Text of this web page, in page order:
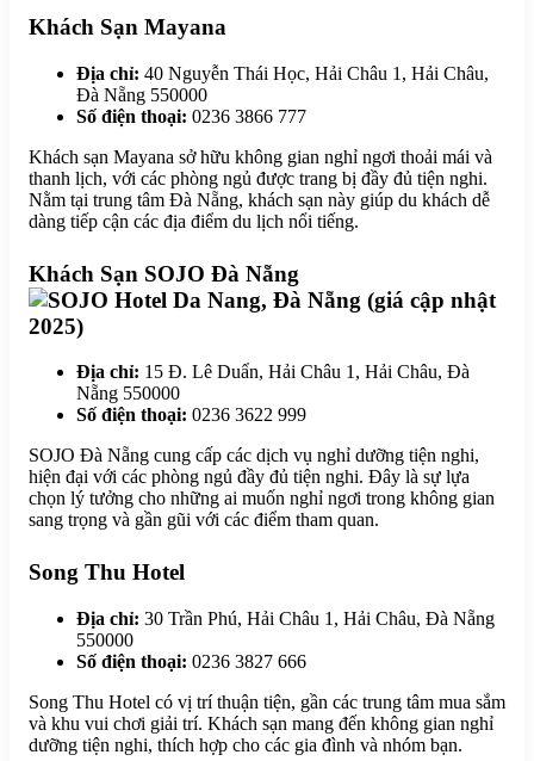
Khách Sạn Mayana
Địa chỉ: 40 Nguyễn Thái Học, Hải Châu 1, Hải Châu,
Đà Nẵng 550000
Số điện thoại: 0236 3866 777
Khách sạn Mayana sở hữu không gian nghỉ ngơi thoải mái và
thanh lịch, với các phòng ngủ được trang bị đầy đủ tiện nghi.
Nằm tại trung tâm Đà Nẵng, khách sạn này giúp du khách dễ
dàng tiếp cận các địa điểm du lịch nổi tiếng.
Khách Sạn SOJO Đà Nẵng
Địa chỉ: 15 Đ. Lê Duẩn, Hải Châu 1, Hải Châu, Đà
Nẵng 550000
Số điện thoại: 0236 3622 999
SOJO Đà Nẵng cung cấp các dịch vụ nghỉ dưỡng tiện nghi,
hiện đại với các phòng ngủ đầy đủ tiện nghi. Đây là sự lựa
chọn lý tưởng cho những ai muốn nghỉ ngơi trong không gian
sang trọng và gần gũi với các điểm tham quan.
Song Thu Hotel
Địa chỉ: 30 Trần Phú, Hải Châu 1, Hải Châu, Đà Nẵng
550000
Số điện thoại: 0236 3827 666
Song Thu Hotel có vị trí thuận tiện, gần các trung tâm mua sắm
và khu vui chơi giải trí. Khách sạn mang đến không gian nghỉ
dưỡng tiện nghi, thích hợp cho các gia đình và nhóm bạn.